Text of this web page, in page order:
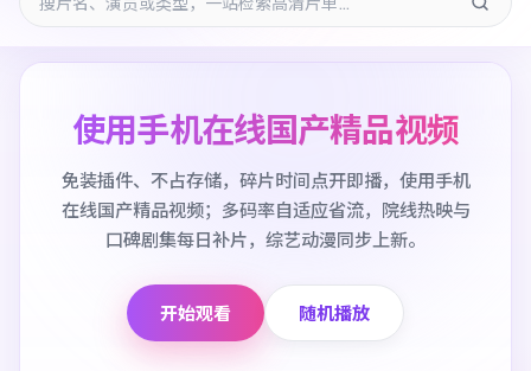
使用手机在线国产精品视频
免装插件、不占存储，碎片时间点开即播，使用手机
在线国产精品视频；多码率自适应省流，院线热映与
口碑剧集每日补片，综艺动漫同步上新。
开始观看 随机播放